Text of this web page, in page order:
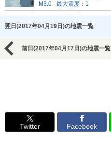
M3.0
最大震度：1
翌日(2017年04月19日)の地震一覧
前日(2017年04月17日)の地震一覧
Twitter Facebook